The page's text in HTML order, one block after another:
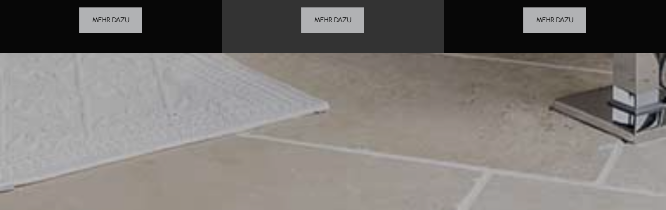
MEHR DAZU MEHR DAZU MEHR DAZU